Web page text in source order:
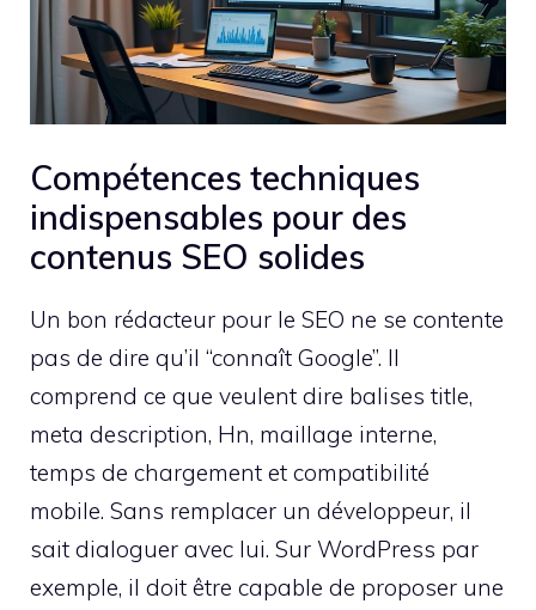
Compétences techniques
indispensables pour des
contenus SEO solides
Un bon rédacteur pour le SEO ne se contente
pas de dire qu’il “connaît Google”. Il
comprend ce que veulent dire balises title,
meta description, Hn, maillage interne,
temps de chargement et compatibilité
mobile. Sans remplacer un développeur, il
sait dialoguer avec lui. Sur WordPress par
exemple, il doit être capable de proposer une